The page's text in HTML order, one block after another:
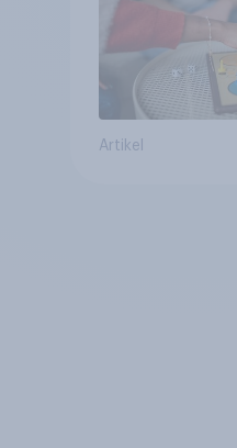
Artikel